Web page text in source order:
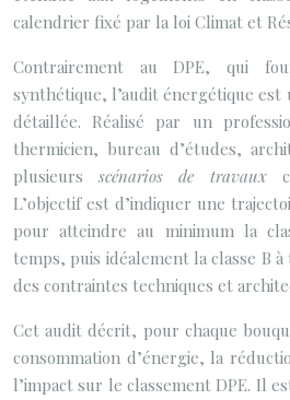
calendrier fixé par la loi Climat et
Contrairement au DPE, qui
synthétique, l’audit énergétique est
détaillée. Réalisé par un
thermicien, bureau d’études,
plusieursscénarios de travaux
L’objectif est d’indiquer une
pour atteindre au minimum la
temps, puis idéalement la classe B
des contraintes techniques et
Cet audit décrit, pour chaque
consommation d’énergie, la
l’impact sur le classement DPE. Il